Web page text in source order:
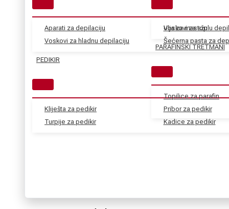
Aparati za depilaciju
Voskovi za hladnu depilaciju
Voskovi za toplu
Šećerna pasta za
PEDIKIR
Kliješta za pedikir
Turpije za pedikir
Pribor za pedikir
Kadice za pedikir
Ulja za masažu
PARAFINSKI TRETMANI
Topilice za parafin